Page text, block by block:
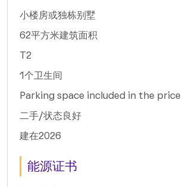
小楼房或独栋别墅
62平方米建筑面积
T2
1个卫生间
Parking space included in the price
二手/状态良好
建在2026
能源证书